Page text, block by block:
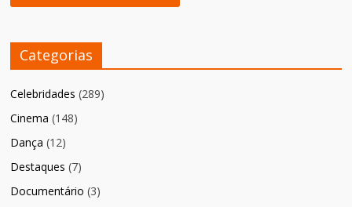
Categorias
Celebridades (289)
Cinema (148)
Dança (12)
Destaques (7)
Documentário (3)